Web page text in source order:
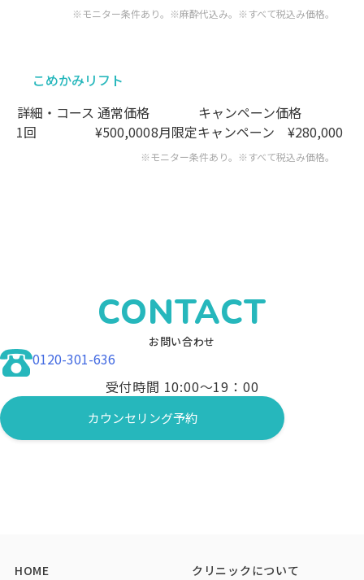
※モニター条件あり。※麻酔代込み。 ※すべて税込み価格。
こめかみリフト
詳細・コース 通常価格
キャンペーン価格
1回
¥500,0008月限定キャンペーン ¥280,000
※モニター条件あり。※すべて税込み価格。
CONTACT
お問い合わせ
0120-301-636
受付時間 10:00〜19：00
カウンセリング予約
HOME クリニックについて